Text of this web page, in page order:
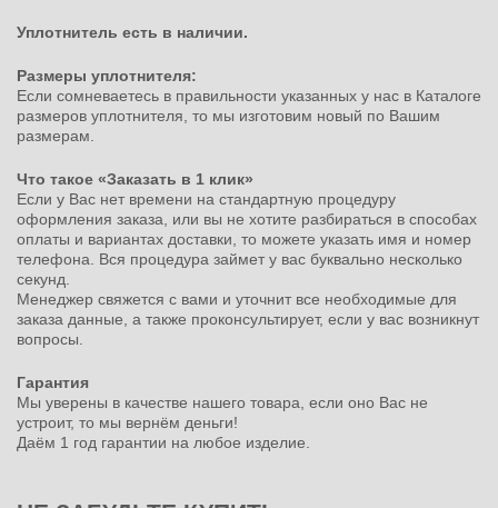
Уплотнитель есть в наличии.
Размеры уплотнителя:
Если сомневаетесь в правильности указанных у нас в Каталоге
размеров уплотнителя, то мы изготовим новый по Вашим
размерам.
Что такое «Заказать в 1 клик»
Если у Вас нет времени на стандартную процедуру
оформления заказа, или вы не хотите разбираться в способах
оплаты и вариантах доставки, то можете указать имя и номер
телефона. Вся процедура займет у вас буквально несколько
секунд.
Менеджер свяжется с вами и уточнит все необходимые для
заказа данные, а также проконсультирует, если у вас возникнут
вопросы.
Гарантия
Мы уверены в качестве нашего товара, если оно Вас не
устроит, то мы вернём деньги!
Даём 1 год гарантии на любое изделие.